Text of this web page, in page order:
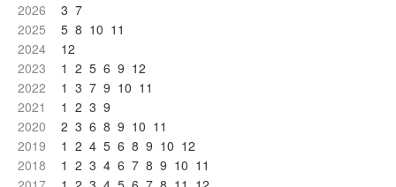
2026
3 7
2025
5 8 10 11
2024
12
2023
1 2 5 6 9 12
2022
1 3 7 9 10 11
2021
1 2 3 9
2020
2 3 6 8 9 10 11
2019
1 2 4 5 6 8 9 10 12
2018
1 2 3 4 6 7 8 9 10 11